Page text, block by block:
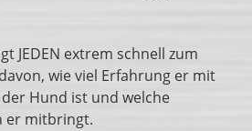
JEDEN extrem schnell zum
wie viel Erfahrung er mit
Hund ist und welche
er mitbringt.